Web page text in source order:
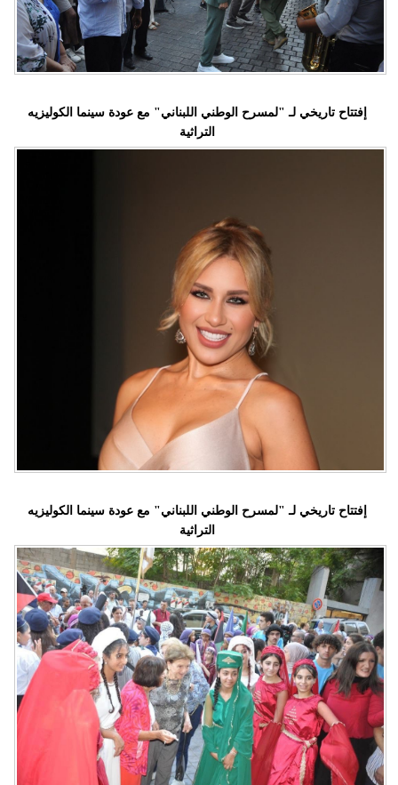
إفتتاح تاريخي لـ "لمسرح الوطني اللبناني" مع عودة سينما الكوليزيه
التراثية
إفتتاح تاريخي لـ "لمسرح الوطني اللبناني" مع عودة سينما الكوليزيه
التراثية